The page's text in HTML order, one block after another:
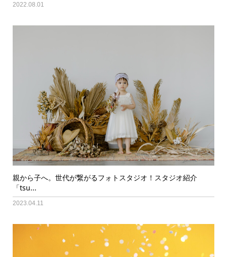
2022.08.01
親から子へ。世代が繋がるフォトスタジオ！スタジオ紹介
「tsu...
2023.04.11